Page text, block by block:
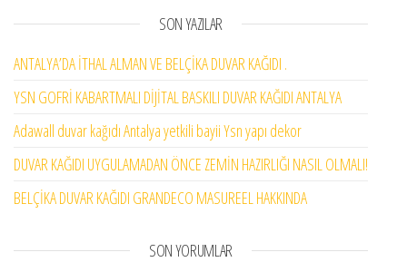
SON YAZILAR
ANTALYA’DA İTHAL ALMAN VE BELÇİKA DUVAR KAĞIDI .
YSN GOFRİ KABARTMALI DİJİTAL BASKILI DUVAR KAĞIDI ANTALYA
Adawall duvar kağıdı Antalya yetkili bayii Ysn yapı dekor
DUVAR KAĞIDI UYGULAMADAN ÖNCE ZEMİN HAZIRLIĞI NASIL OLMALI!
BELÇİKA DUVAR KAĞIDI GRANDECO MASUREEL HAKKINDA
SON YORUMLAR